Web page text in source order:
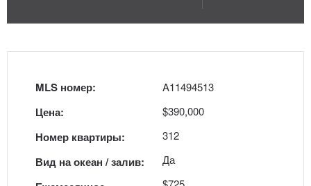
MLS номер:
Цена:
Номер квартиры:
Вид на океан / залив:
A11494513
$390,000
312
Да